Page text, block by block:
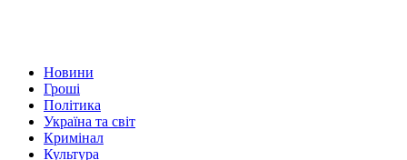
Новини
Гроші
Політика
Україна та світ
Кримінал
Культура